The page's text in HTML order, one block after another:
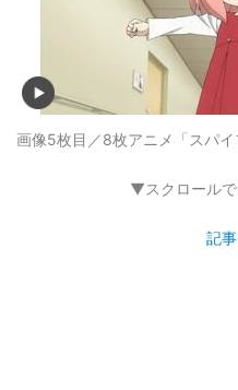
画像5枚目／8枚アニメ「スパ
▼スクロール
記